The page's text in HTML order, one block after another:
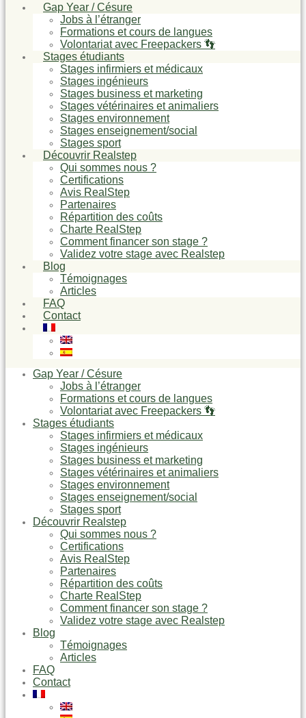
Gap Year / Césure
Jobs à l’étranger
Formations et cours de langues
Volontariat avec Freepackers 👣
Stages étudiants
Stages infirmiers et médicaux
Stages ingénieurs
Stages business et marketing
Stages vétérinaires et animaliers
Stages environnement
Stages enseignement/social
Stages sport
Découvrir Realstep
Qui sommes nous ?
Certifications
Avis RealStep
Partenaires
Répartition des coûts
Charte RealStep
Comment financer son stage ?
Validez votre stage avec Realstep
Blog
Témoignages
Articles
FAQ
Contact
Gap Year / Césure
Jobs à l’étranger
Formations et cours de langues
Volontariat avec Freepackers 👣
Stages étudiants
Stages infirmiers et médicaux
Stages ingénieurs
Stages business et marketing
Stages vétérinaires et animaliers
Stages environnement
Stages enseignement/social
Stages sport
Découvrir Realstep
Qui sommes nous ?
Certifications
Avis RealStep
Partenaires
Répartition des coûts
Charte RealStep
Comment financer son stage ?
Validez votre stage avec Realstep
Blog
Témoignages
Articles
FAQ
Contact